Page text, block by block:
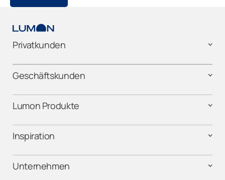
Fribourg
Genève
Luzern
Neuchâtel
Privatkunden
Geschäftskunden
Lumon Produkte
Inspiration
Unternehmen